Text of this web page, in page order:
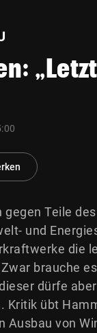
gegen Teile
und
die
brauche
dürfe
Kritik übt
Ausbau von